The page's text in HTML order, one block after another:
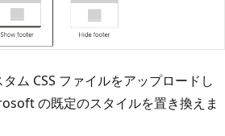
タム CSS ファイルをアップロードし
の既定のスタイルを置き換えま